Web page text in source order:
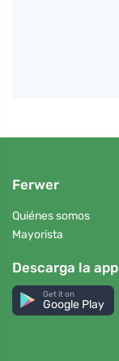
Ferwer
Quiénes somos
Mayorista
Descarga la app
Get it on
Google Play